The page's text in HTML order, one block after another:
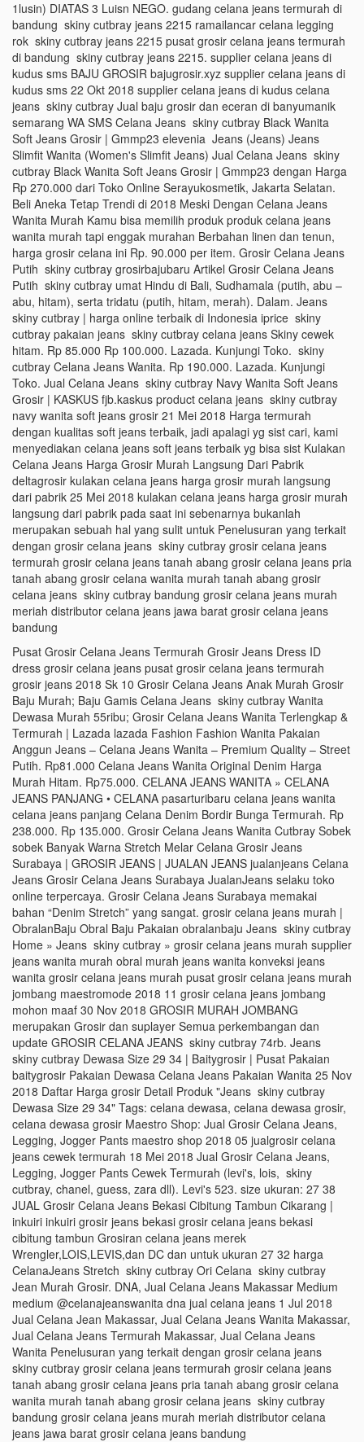
1lusin) DIATAS 3 Luisn NEGO. gudang celana jeans termurah di
bandung skiny cutbray jeans 2215 ramailancar celana legging
rok skiny cutbray jeans 2215 pusat grosir celana jeans termurah
di bandung skiny cutbray jeans 2215. supplier celana jeans di
kudus sms BAJU GROSIR bajugrosir.xyz supplier celana jeans di
kudus sms 22 Okt 2018 supplier celana jeans di kudus celana
jeans skiny cutbray Jual baju grosir dan eceran di banyumanik
semarang WA SMS Celana Jeans skiny cutbray Black Wanita
Soft Jeans Grosir | Gmmp23 elevenia Jeans (Jeans) Jeans
Slimfit Wanita (Women's Slimfit Jeans) Jual Celana Jeans skiny
cutbray Black Wanita Soft Jeans Grosir | Gmmp23 dengan Harga
Rp 270.000 dari Toko Online Serayukosmetik, Jakarta Selatan.
Beli Aneka Tetap Trendi di 2018 Meski Dengan Celana Jeans
Wanita Murah Kamu bisa memilih produk produk celana jeans
wanita murah tapi enggak murahan Berbahan linen dan tenun,
harga grosir celana ini Rp. 90.000 per item. Grosir Celana Jeans
Putih skiny cutbray grosirbajubaru Artikel Grosir Celana Jeans
Putih skiny cutbray umat Hindu di Bali, Sudhamala (putih, abu –
abu, hitam), serta tridatu (putih, hitam, merah). Dalam. Jeans
skiny cutbray | harga online terbaik di Indonesia iprice skiny
cutbray pakaian jeans skiny cutbray celana jeans Skiny cewek
hitam. Rp 85.000 Rp 100.000. Lazada. Kunjungi Toko. skiny
cutbray Celana Jeans Wanita. Rp 190.000. Lazada. Kunjungi
Toko. Jual Celana Jeans skiny cutbray Navy Wanita Soft Jeans
Grosir | KASKUS fjb.kaskus product celana jeans skiny cutbray
navy wanita soft jeans grosir 21 Mei 2018 Harga termurah
dengan kualitas soft jeans terbaik, jadi apalagi yg sist cari, kami
menyediakan celana jeans soft jeans terbaik yg bisa sist Kulakan
Celana Jeans Harga Grosir Murah Langsung Dari Pabrik
deltagrosir kulakan celana jeans harga grosir murah langsung
dari pabrik 25 Mei 2018 kulakan celana jeans harga grosir murah
langsung dari pabrik pada saat ini sebenarnya bukanlah
merupakan sebuah hal yang sulit untuk Penelusuran yang terkait
dengan grosir celana jeans skiny cutbray grosir celana jeans
termurah grosir celana jeans tanah abang grosir celana jeans pria
tanah abang grosir celana wanita murah tanah abang grosir
celana jeans skiny cutbray bandung grosir celana jeans murah
meriah distributor celana jeans jawa barat grosir celana jeans
bandung
Pusat Grosir Celana Jeans Termurah Grosir Jeans Dress ID
dress grosir celana jeans pusat grosir celana jeans termurah
grosir jeans 2018 Sk 10 Grosir Celana Jeans Anak Murah Grosir
Baju Murah; Baju Gamis Celana Jeans skiny cutbray Wanita
Dewasa Murah 55ribu; Grosir Celana Jeans Wanita Terlengkap &
Termurah | Lazada lazada Fashion Fashion Wanita Pakaian
Anggun Jeans – Celana Jeans Wanita – Premium Quality – Street
Putih. Rp81.000 Celana Jeans Wanita Original Denim Harga
Murah Hitam. Rp75.000. CELANA JEANS WANITA » CELANA
JEANS PANJANG • CELANA pasarturibaru celana jeans wanita
celana jeans panjang Celana Denim Bordir Bunga Termurah. Rp
238.000. Rp 135.000. Grosir Celana Jeans Wanita Cutbray Sobek
sobek Banyak Warna Stretch Melar Celana Grosir Jeans
Surabaya | GROSIR JEANS | JUALAN JEANS jualanjeans Celana
Jeans Grosir Celana Jeans Surabaya JualanJeans selaku toko
online terpercaya. Grosir Celana Jeans Surabaya memakai
bahan “Denim Stretch” yang sangat. grosir celana jeans murah |
ObralanBaju Obral Baju Pakaian obralanbaju Jeans skiny cutbray
Home » Jeans skiny cutbray » grosir celana jeans murah supplier
jeans wanita murah obral murah jeans wanita konveksi jeans
wanita grosir celana jeans murah pusat grosir celana jeans murah
jombang maestromode 2018 11 grosir celana jeans jombang
mohon maaf 30 Nov 2018 GROSIR MURAH JOMBANG
merupakan Grosir dan suplayer Semua perkembangan dan
update GROSIR CELANA JEANS skiny cutbray 74rb. Jeans
skiny cutbray Dewasa Size 29 34 | Baitygrosir | Pusat Pakaian
baitygrosir Pakaian Dewasa Celana Jeans Pakaian Wanita 25 Nov
2018 Daftar Harga grosir Detail Produk "Jeans skiny cutbray
Dewasa Size 29 34" Tags: celana dewasa, celana dewasa grosir,
celana dewasa grosir Maestro Shop: Jual Grosir Celana Jeans,
Legging, Jogger Pants maestro shop 2018 05 jualgrosir celana
jeans cewek termurah 18 Mei 2018 Jual Grosir Celana Jeans,
Legging, Jogger Pants Cewek Termurah (levi's, lois, skiny
cutbray, chanel, guess, zara dll). Levi's 523. size ukuran: 27 38
JUAL Grosir Celana Jeans Bekasi Cibitung Tambun Cikarang |
inkuiri inkuiri grosir jeans bekasi grosir celana jeans bekasi
cibitung tambun Grosiran celana jeans merek
Wrengler,LOIS,LEVIS,dan DC dan untuk ukuran 27 32 harga
CelanaJeans Stretch skiny cutbray Ori Celana skiny cutbray
Jean Murah Grosir. DNA, Jual Celana Jeans Makassar Medium
medium @celanajeanswanita dna jual celana jeans 1 Jul 2018
Jual Celana Jean Makassar, Jual Celana Jeans Wanita Makassar,
Jual Celana Jeans Termurah Makassar, Jual Celana Jeans
Wanita Penelusuran yang terkait dengan grosir celana jeans
skiny cutbray grosir celana jeans termurah grosir celana jeans
tanah abang grosir celana jeans pria tanah abang grosir celana
wanita murah tanah abang grosir celana jeans skiny cutbray
bandung grosir celana jeans murah meriah distributor celana
jeans jawa barat grosir celana jeans bandung